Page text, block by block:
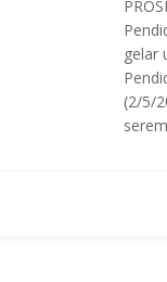
gelar
(2/5/